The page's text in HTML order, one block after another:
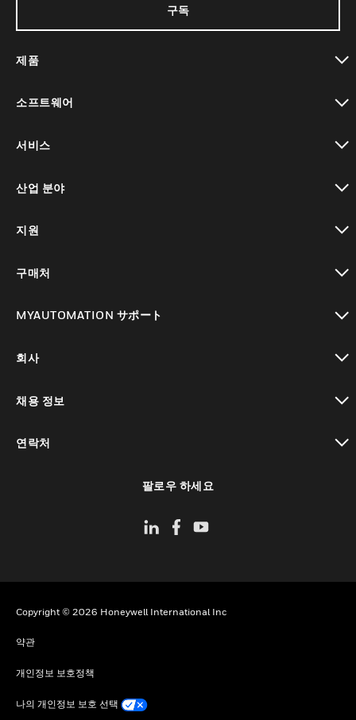
구독
제품
소프트웨어
서비스
산업 분야
지원
구매처
MYAUTOMATION サポート
회사
채용 정보
연락처
팔로우 하세요
Copyright © 2026 Honeywell International Inc
약관
개인정보 보호정책
나의 개인정보 보호 선택